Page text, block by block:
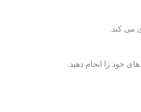
می کند.
خود را انجام دهید.